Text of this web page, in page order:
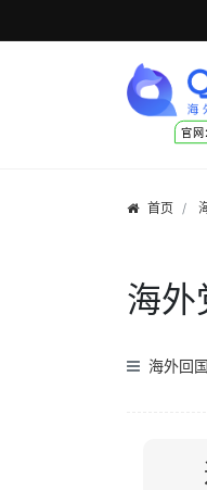
官网
首页
海外
海外回